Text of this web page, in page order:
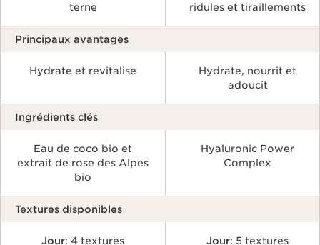
terne
ridules et tiraillements
Principaux avantages
Hydrate et revitalise
Hydrate, nourrit et
adoucit
Ingrédients clés
Eau de coco bio et
extrait de rose des Alpes
bio
Hyaluronic Power
Complex
Textures disponibles
Jour: 4 textures
Jour: 5 textures